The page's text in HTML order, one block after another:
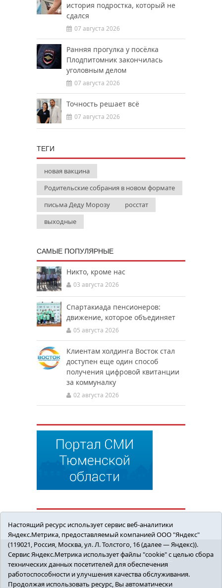
история подростка, который не
сдался
07 августа 2026
Ранняя прогулка у посёлка
Плодпитомник закончилась
уголовным делом
07 августа 2026
Точность решает всё
07 августа 2026
ТЕГИ
новая вакцина
Родительские собрания в новом формате
письма Деду Морозу
росстат
выходные
САМЫЕ ПОПУЛЯРНЫЕ
Никто, кроме нас
03 августа 2026
Спартакиада пенсионеров:
движение, которое объединяет
05 августа 2026
Клиентам холдинга Восток стал
доступен еще один способ
получения цифровой квитанции
за коммуналку
02 августа 2026
ПОЛИТИКА ОБЩЕСТВО
ЗДОРОВЬЕ
КУЛЬТУРА
БЕЗОПАСНОСТЬ
16+ © 2018 Сорокинский район в деталях.
Настоящий ресурс использует сервис веб-аналитики
Яндекс.Метрика, предоставляемый компанией ООО "Яндекс"
(119021, Россия, Москва, ул. Л. Толстого, 16 (далее — Яндекс)).
Сервис Яндекс.Метрика использует файлы "cookie" с целью сбора
технических данных посетителей для обеспечения
работоспособности и улучшения качества обслуживания.
Продолжая использовать ресурс, Вы автоматически